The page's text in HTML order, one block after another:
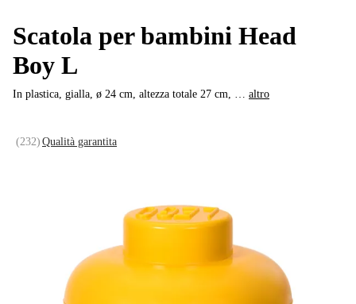
Scatola per bambini Head
Boy L
In plastica, gialla, ø 24 cm, altezza totale 27 cm, … altro
(232) Qualità garantita